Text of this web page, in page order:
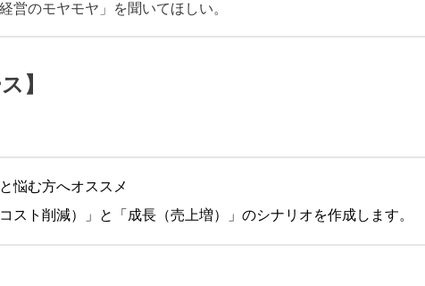
営のモヤモヤ」を聞いてほしい。
】
悩む方へオススメ
スト削減）」と「成長（売上増）」のシナリオを作成します。